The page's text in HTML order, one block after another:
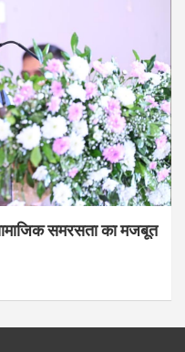
समरसता का मजबूत